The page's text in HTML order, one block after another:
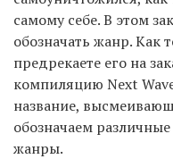
самому себе. В этом
обозначать жанр. Как
предрекаете его на
компиляцию Next
название,
обозначаем
жанры.